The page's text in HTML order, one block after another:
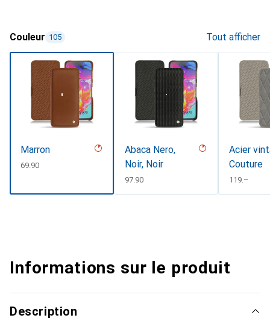
Couleur 105 Tout afficher
Marron
CHF
69.90
Abaca Nero,
Noir, Noir
CHF
97.90
Acier
Couture
CHF
119.–
Informations sur le produit
Description